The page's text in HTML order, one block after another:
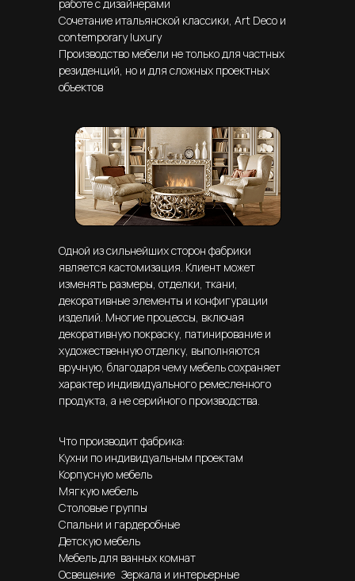
работе с дизайнерами
Сочетание итальянской классики, Art Deco и
contemporary luxury
Производство мебели не только для частных
резиденций, но и для сложных проектных
объектов
Одной из сильнейших сторон фабрики
является кастомизация. Клиент может
изменять размеры, отделки, ткани,
декоративные элементы и конфигурации
изделий. Многие процессы, включая
декоративную покраску, патинирование и
художественную отделку, выполняются
вручную, благодаря чему мебель сохраняет
характер индивидуального ремесленного
продукта, а не серийного производства.
Что производит фабрика:
Кухни по индивидуальным проектам
Корпусную мебель
Мягкую мебель
Столовые группы
Спальни и гардеробные
Детскую мебель
Мебель для ванных комнат
Освещение Зеркала и интерьерные